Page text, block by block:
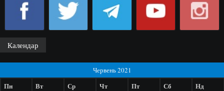
Календар
Червень 2021
Пн Вт Ср Чт Пт Сб Нд